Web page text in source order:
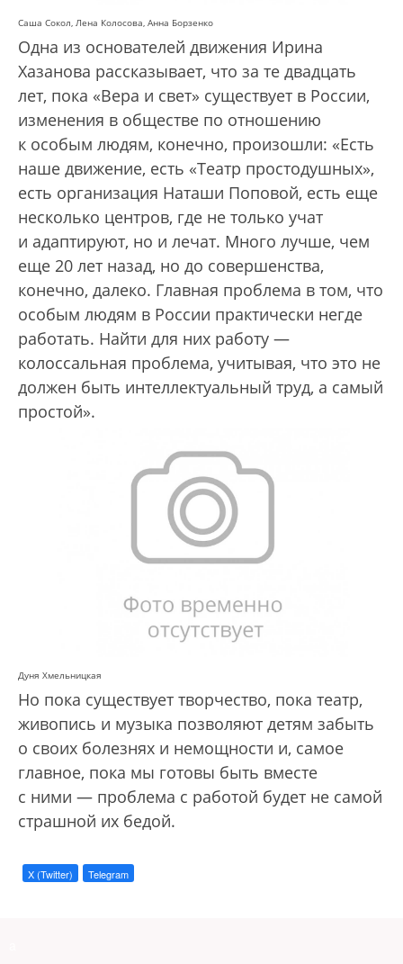
Саша Сокол, Лена Колосова, Анна Борзенко
Одна из основателей движения Ирина
Хазанова рассказывает, что за те двадцать
лет, пока «Вера и свет» существует в России,
изменения в обществе по отношению
к особым людям, конечно, произошли: «Есть
наше движение, есть «Театр простодушных»,
есть организация Наташи Поповой, есть еще
несколько центров, где не только учат
и адаптируют, но и лечат. Много лучше, чем
еще 20 лет назад, но до совершенства,
конечно, далеко. Главная проблема в том, что
особым людям в России практически негде
работать. Найти для них работу —
колоссальная проблема, учитывая, что это не
должен быть интеллектуальный труд, а самый
простой».
Дуня Хмельницкая
Но пока существует творчество, пока театр,
живопись и музыка позволяют детям забыть
о своих болезнях и немощности и, самое
главное, пока мы готовы быть вместе
с ними — проблема с работой будет не самой
страшной их бедой.
X (Twitter) Telegram